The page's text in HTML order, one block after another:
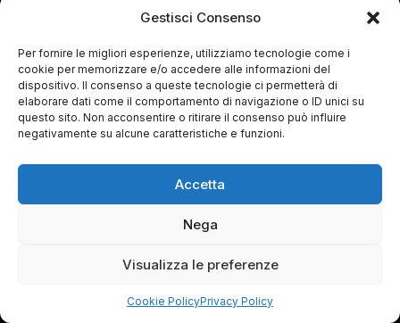
Gestisci Consenso
Per fornire le migliori esperienze, utilizziamo tecnologie come i
cookie per memorizzare e/o accedere alle informazioni del
dispositivo. Il consenso a queste tecnologie ci permetterà di
elaborare dati come il comportamento di navigazione o ID unici su
questo sito. Non acconsentire o ritirare il consenso può influire
negativamente su alcune caratteristiche e funzioni.
Accetta
Nega
Visualizza le preferenze
Cookie PolicyPrivacy Policy